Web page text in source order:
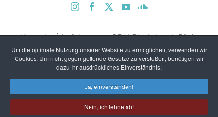
Um die optimale Nutzung unserer Website zu ermöglichen, verwenden wir
Cookies. Um nicht gegen geltende Gesetze zu verstoßen, benötigen wir
dazu Ihr ausdrückliches Einverständnis.
Ja, einverstanden!
Nein, ich lehne ab!
Kontakt / Anfahrt
CDU Rheinland-Pfalz
Impressum
Datenschutz
Datenschutz-Facebook
Copyright © 2020 CDU Kreisverband